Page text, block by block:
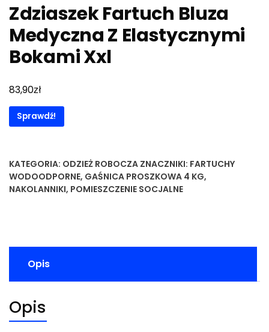
Zdziaszek Fartuch Bluza
Medyczna Z Elastycznymi
Bokami Xxl
83,90zł
Sprawdź!
KATEGORIA: ODZIEŻ ROBOCZA ZNACZNIKI: FARTUCHY
WODOODPORNE, GAŚNICA PROSZKOWA 4 KG,
NAKOLANNIKI, POMIESZCZENIE SOCJALNE
Opis
Opis